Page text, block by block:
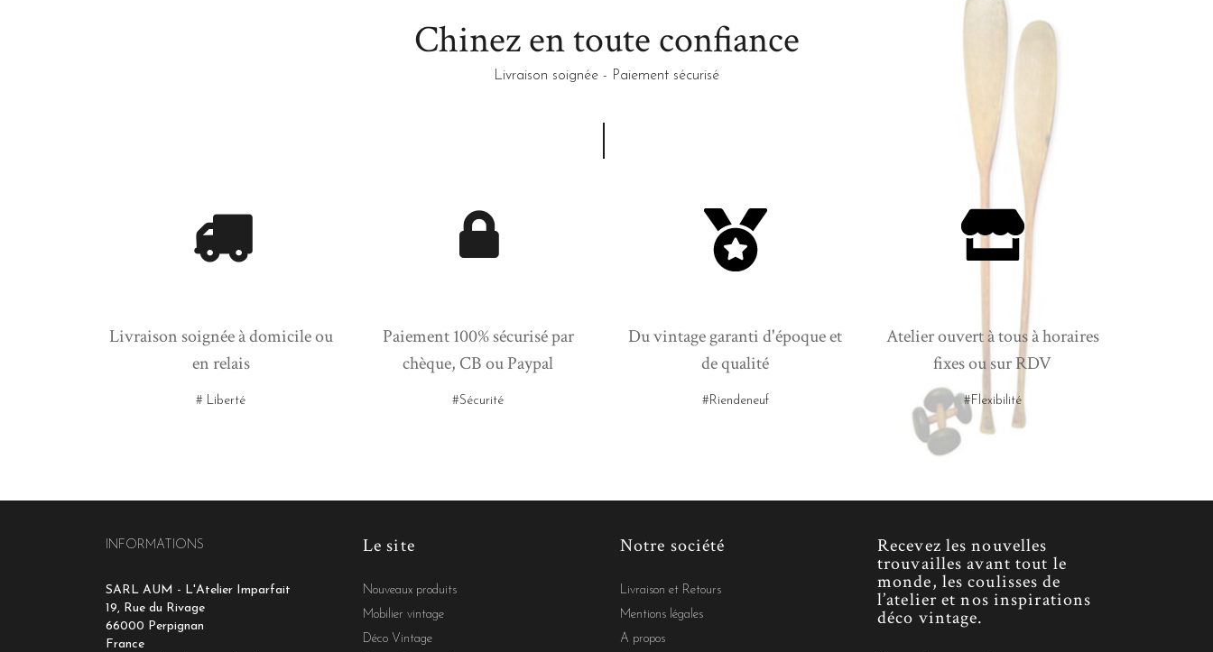
Chinez en toute confiance
Livraison soignée - Paiement sécurisé
Livraison soignée à domicile ou
en relais
# Liberté
Paiement 100% sécurisé par
chèque, CB ou Paypal
#Sécurité
Du vintage garanti d'époque et
de qualité
#Riendeneuf
Atelier ouvert à tous à horaires
fixes ou sur RDV
#Flexibilité
INFORMATIONS
SARL AUM - L'Atelier Imparfait
19, Rue du Rivage
66000 Perpignan
France
Le site
Nouveaux produits
Mobilier vintage
Déco Vintage
Notre société
Livraison et Retours
Mentions légales
A propos
Recevez les nouvelles
trouvailles avant tout le
monde, les coulisses de
l’atelier et nos inspirations
déco vintage.